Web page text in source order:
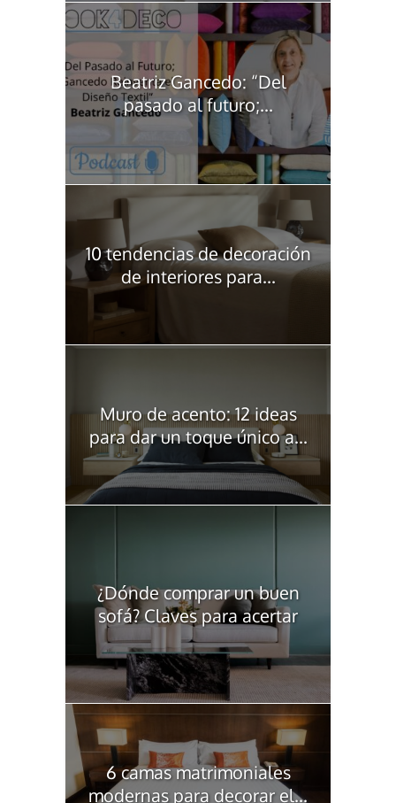
Beatriz Gancedo: “Del
pasado al futuro;...
10 tendencias de decoración
de interiores para...
Muro de acento: 12 ideas
para dar un toque único a...
¿Dónde comprar un buen
sofá? Claves para acertar
6 camas matrimoniales
modernas para decorar el...